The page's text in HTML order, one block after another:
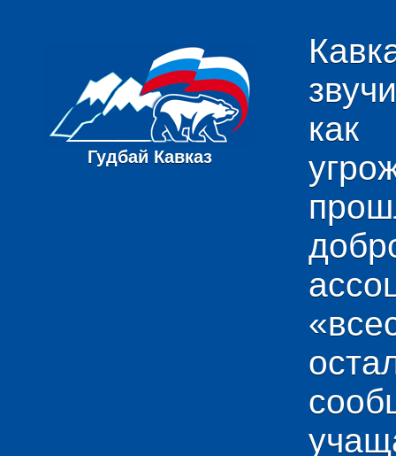
Гудбай Кавказ